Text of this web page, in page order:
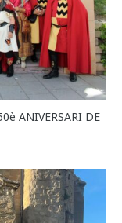
ANIVERSARI DE